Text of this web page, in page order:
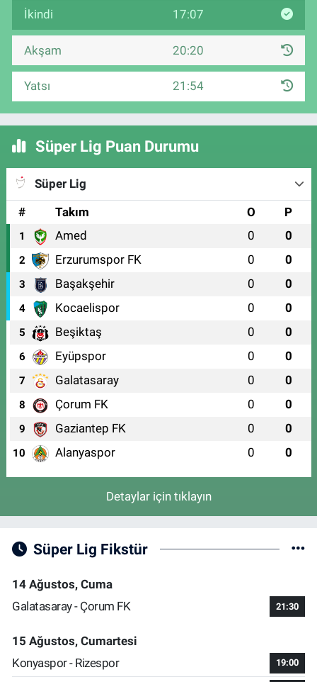
İkindi 17:07
Akşam 20:20
Yatsı 21:54
Süper Lig Puan Durumu
Süper Lig
#
Takım O P
1 Amed 0 0
2 Erzurumspor FK 0 0
3 Başakşehir 0 0
4 Kocaelispor 0 0
5 Beşiktaş 0 0
6 Eyüpspor 0 0
7 Galatasaray 0 0
8 Çorum FK 0 0
9 Gaziantep FK 0 0
10 Alanyaspor 0 0
Detaylar için tıklayın
Süper Lig Fikstür
14 Ağustos, Cuma
Galatasaray - Çorum FK
21:30
15 Ağustos, Cumartesi
Konyaspor - Rizespor
19:00